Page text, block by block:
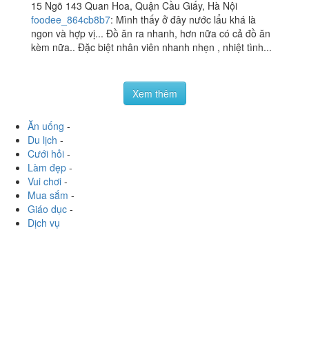
15 Ngõ 143 Quan Hoa, Quận Cầu Giấy, Hà Nội
foodee_864cb8b7
ngon và hợp vị... Đồ ăn ra nhanh, hơn nữa có cả đồ ăn
kèm nữa.. Đặc biệt nhân viên nhanh nhẹn , nhiệt tình...